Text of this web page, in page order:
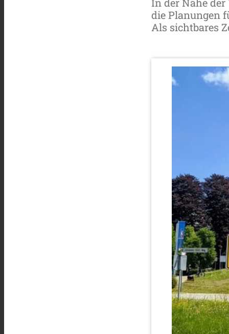
die Planungen
Als sichtbares